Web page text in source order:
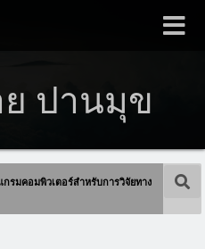
ปานมุข
รมคอมพิวเตอร์สำหรับการวิจัยทาง